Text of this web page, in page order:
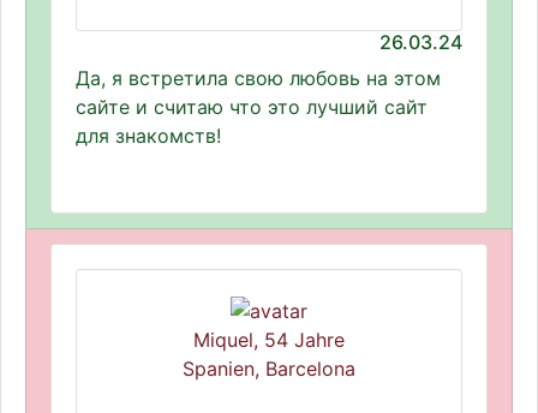
26.03.24
Да, я встретила свою любовь на этом
сайте и считаю что это лучший сайт
для знакомств!
Miquel, 54 Jahre
Spanien, Barcelona